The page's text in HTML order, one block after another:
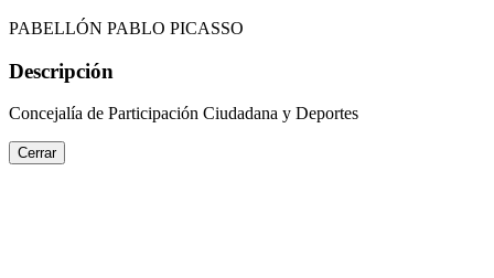
PABELLÓN PABLO PICASSO
Descripción
Concejalía de Participación Ciudadana y Deportes
Cerrar